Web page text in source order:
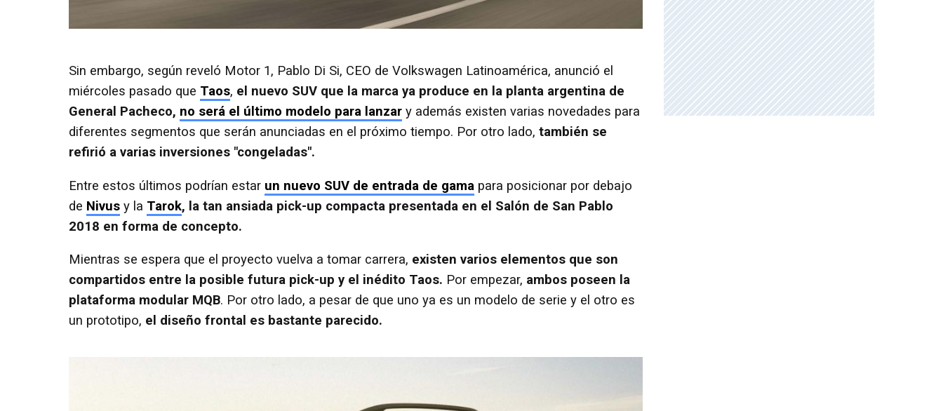
Sin embargo, según reveló Motor 1, Pablo Di Si, CEO de Volkswagen Latinoamérica, anunció el
miércoles pasado que Taos, el nuevo SUV que la marca ya produce en la planta argentina de
General Pacheco, no será el último modelo para lanzar y además existen varias novedades para
diferentes segmentos que serán anunciadas en el próximo tiempo. Por otro lado, también se
refirió a varias inversiones "congeladas".
Entre estos últimos podrían estar un nuevo SUV de entrada de gama para posicionar por debajo
de Nivus y la Tarok, la tan ansiada pick-up compacta presentada en el Salón de San Pablo
2018 en forma de concepto.
Mientras se espera que el proyecto vuelva a tomar carrera, existen varios elementos que son
compartidos entre la posible futura pick-up y el inédito Taos. Por empezar, ambos poseen la
plataforma modular MQB. Por otro lado, a pesar de que uno ya es un modelo de serie y el otro es
un prototipo, el diseño frontal es bastante parecido.